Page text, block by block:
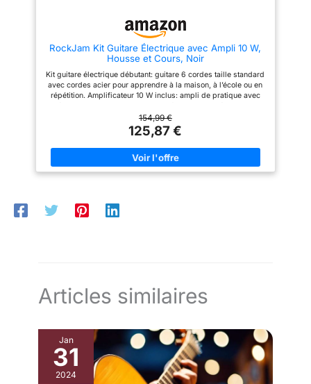
impressionner vos amis ou
votre famille. Une application
dans votre apprentissage en
apprenant régulièrement par le
jeu. DE NOMBREUX
tout est inclus avec votre
nouvelle guitare ! Utilisez le
bras vibrato pour modifier votre
RockJam Kit Guitare Électrique avec Ampli 10 W,
Housse et Cours, Noir
Kit guitare électrique débutant: guitare 6 cordes taille standard
avec cordes acier pour apprendre à la maison, à l’école ou en
répétition. Amplificateur 10 W inclus: ampli de pratique avec
démarrage complet: housse, sangle, cordes de rechange et
médiators pour commencer rapidement. Configuration droitier:
format standard confortable pour étudiants, adolescents et
adultes débutants. Finition Noir: ensemble pratique pour
premiers riffs, accords, cours et exercices de rock.
154,99 €
125,87 €
Articles similaires
Jan
31
2024